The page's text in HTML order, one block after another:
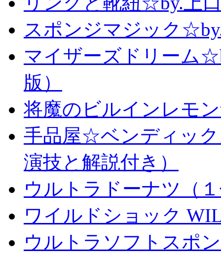
スポンジマジック
マイザーズドリーム
版）
将魔のビルインレモ
手品屋☆ベンディッ
演技と解説付き）
ウルトラドーナツ（
ワイルドショック
ウルトラソフトスポ